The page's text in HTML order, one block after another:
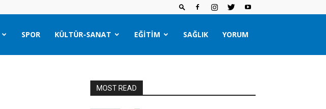
SPOR KÜLTÜR-SANAT EĞITIM SAĞLIK YORUM
MOST READ